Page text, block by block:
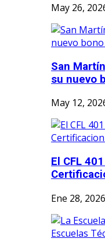
May 26,
San
su nuevo
May 12,
El CFL
Ene 28, 2026